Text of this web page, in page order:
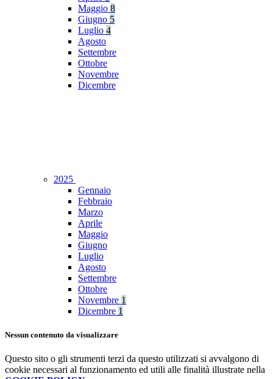
Maggio 8
Giugno 5
Luglio 4
Agosto
Settembre
Ottobre
Novembre
Dicembre
2025
Gennaio
Febbraio
Marzo
Aprile
Maggio
Giugno
Luglio
Agosto
Settembre
Ottobre
Novembre 1
Dicembre 1
Nessun contenuto da visualizzare
Questo sito o gli strumenti terzi da questo utilizzati si avvalgono di
cookie necessari al funzionamento ed utili alle finalità illustrate nella